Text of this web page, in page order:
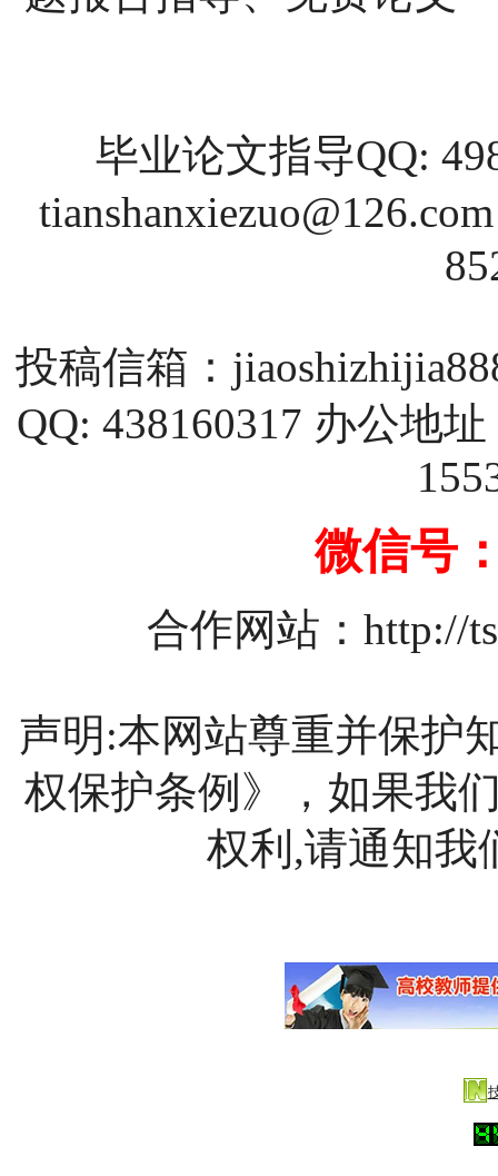
毕业论文指导QQ:
tianshanxiezuo@126.com
投稿信箱：
QQ: 438160317 办公地
微信号
合作网站： http://
声明:本网站尊重并保护
权保护条例》，如果我
权利,请通知我